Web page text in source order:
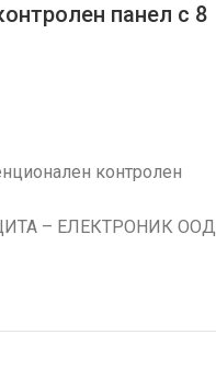
панел с 8
контролен
– ЕЛЕКТРОНИК ООД